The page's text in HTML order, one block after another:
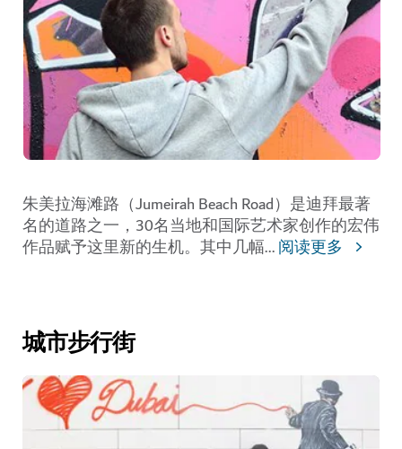
朱美拉海滩路（Jumeirah Beach Road）是迪拜最著
名的道路之一，30名当地和国际艺术家创作的宏伟
作品赋予这里新的生机。其中几幅...阅读更多
城市步行街